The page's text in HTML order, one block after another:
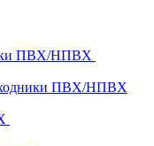
ПВХ/НПВХ
ПВХ/НПВХ